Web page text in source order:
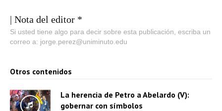
| Nota del editor *
Si usted tiene algo para decir sobre esta publicación, escriba un
correo a: jorge.perez@uniminuto.edu
Otros contenidos
La herencia de Petro a Abelardo (V):
gobernar con símbolos